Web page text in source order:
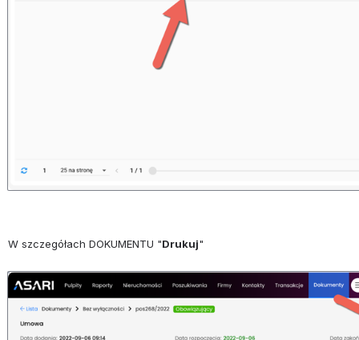
W szczegółach DOKUMENTU "Drukuj"
Otwórz